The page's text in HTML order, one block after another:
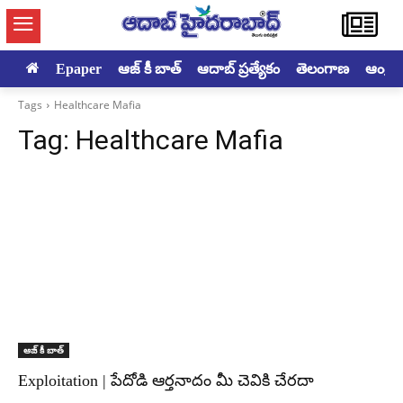
Epaper ఆజ్ కీ బాత్ ఆదాబ్ ప్రత్యేకం తెలంగాణ
Tags Healthcare Mafia
Tag: Healthcare Mafia
ఆజ్ కీ బాత్
Exploitation | పేదోడి ఆర్తనాదం మీ చెవికి చేరదా